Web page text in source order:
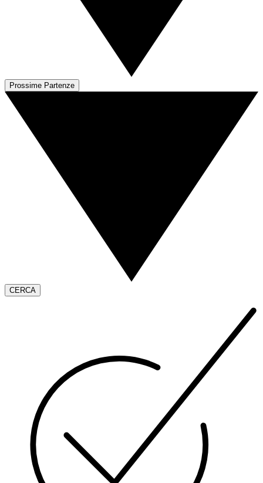
Prossime Partenze
CERCA